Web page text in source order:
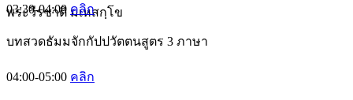
พระวีรชาติ มเหสกฺโข
03:30-04:00 คลิก
บทสวดธัมมจักกัปปวัตตนสูตร 3 ภาษา
04:00-05:00 คลิก